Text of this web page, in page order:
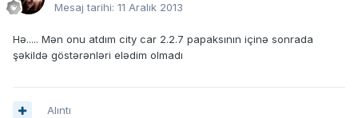
Mesaj tarihi: 11 Aralık 2013
Hə..... Mən onu atdım city car 2.2.7 papaksının içinə sonrada
şəkildə göstərənləri elədim olmadı
Alıntı